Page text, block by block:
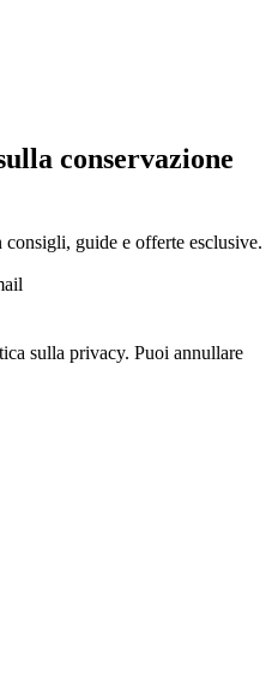
ecologica Cigno
250 g.
in questa pagina.
colori. Scegliete il vostro
conservazione
guide e offerte esclusive.
sulla privacy. Puoi annullare